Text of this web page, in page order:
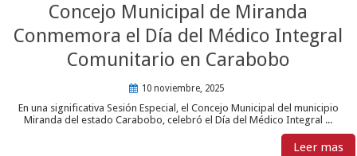
Concejo Municipal de Miranda
Conmemora el Día del Médico Integral
Comunitario en Carabobo
10 noviembre, 2025
En una significativa Sesión Especial, el Concejo Municipal del municipio
Miranda del estado Carabobo, celebró el Día del Médico Integral ...
Leer mas